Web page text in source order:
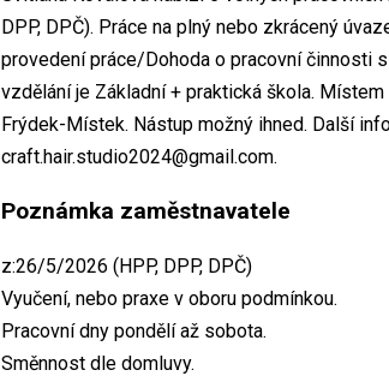
DPP, DPČ). Práce na plný nebo zkrácený
provedení práce/Dohoda o pracovní činnosti
vzdělání je Základní + praktická škola.
Frýdek-Místek. Nástup možný ihned. Další
craft.hair.studio2024@gmail.com.
Poznámka zaměstnavatele
z:26/5/2026 (HPP, DPP, DPČ)
Vyučení, nebo praxe v oboru podmínkou.
Pracovní dny pondělí až sobota.
Směnnost dle domluvy.